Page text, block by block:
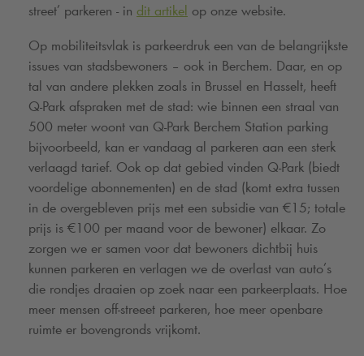
street’ parkeren - in dit artikel op onze website.
Op mobiliteitsvlak is parkeerdruk een van de belangrijkste
issues van stadsbewoners – ook in Berchem. Daar, en op
tal van andere plekken zoals in Brussel en Hasselt, heeft
Q-Park afspraken met de stad: wie binnen een straal van
500 meter woont van Q-Park Berchem Station parking
bijvoorbeeld, kan er vandaag al parkeren aan een sterk
verlaagd tarief. Ook op dat gebied vinden Q-Park (biedt
voordelige abonnementen) en de stad (komt extra tussen
in de overgebleven prijs met een subsidie van €15; totale
prijs is €100 per maand voor de bewoner) elkaar. Zo
zorgen we er samen voor dat bewoners dichtbij huis
kunnen parkeren en verlagen we de overlast van auto’s
die rondjes draaien op zoek naar een parkeerplaats. Hoe
meer mensen off-streeet parkeren, hoe meer openbare
ruimte er bovengronds vrijkomt.